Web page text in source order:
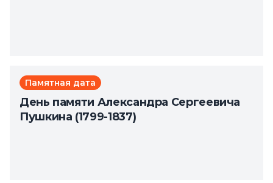
Памятная дата
День памяти Александра Сергеевича
Пушкина (1799-1837)